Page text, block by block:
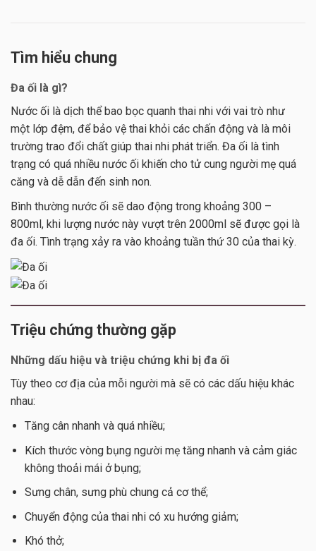
Tìm hiểu chung
Đa ối là gì?
Nước ối là dịch thể bao bọc quanh thai nhi với vai trò như
một lớp đệm, để bảo vệ thai khỏi các chấn động và là môi
trường trao đổi chất giúp thai nhi phát triển. Đa ối là tình
trạng có quá nhiều nước ối khiến cho tử cung người mẹ quá
căng và dễ dẫn đến sinh non.
Bình thường nước ối sẽ dao động trong khoảng 300 –
800ml, khi lượng nước này vượt trên 2000ml sẽ được gọi là
đa ối. Tình trạng xảy ra vào khoảng tuần thứ 30 của thai kỳ.
Triệu chứng thường gặp
Những dấu hiệu và triệu chứng khi bị đa ối
Tùy theo cơ địa của mỗi người mà sẽ có các dấu hiệu khác
nhau:
Tăng cân nhanh và quá nhiều;
Kích thước vòng bụng người mẹ tăng nhanh và cảm giác
không thoải mái ở bụng;
Sưng chân, sưng phù chung cả cơ thể;
Chuyển động của thai nhi có xu hướng giảm;
Khó thở;